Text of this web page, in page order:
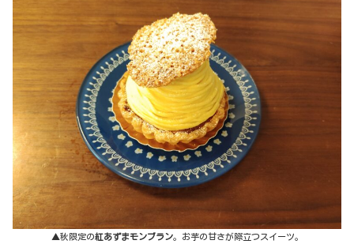
▲秋限定の紅あずまモンブラン。お芋の甘さが際立つスイーツ。